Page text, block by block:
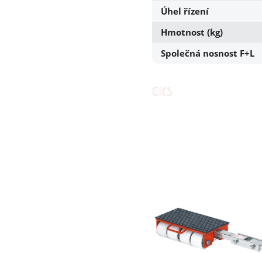
Úhel řízení
Hmotnost (kg)
Společná nosnost F+L